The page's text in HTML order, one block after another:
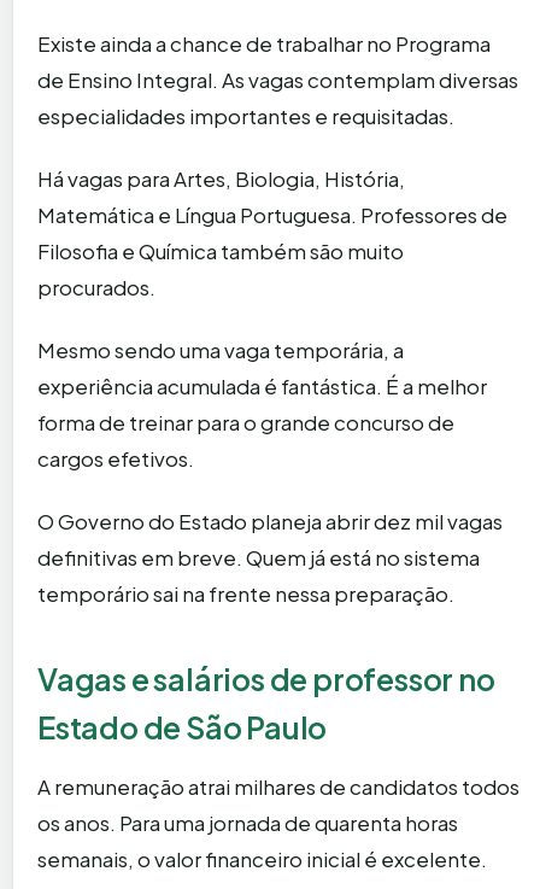
Existe ainda a chance de trabalhar no Programa
de Ensino Integral. As vagas contemplam diversas
especialidades importantes e requisitadas.
Há vagas para Artes, Biologia, História,
Matemática e Língua Portuguesa. Professores de
Filosofia e Química também são muito
procurados.
Mesmo sendo uma vaga temporária, a
experiência acumulada é fantástica. É a melhor
forma de treinar para o grande concurso de
cargos efetivos.
O Governo do Estado planeja abrir dez mil vagas
definitivas em breve. Quem já está no sistema
temporário sai na frente nessa preparação.
Vagas e salários de professor no
Estado de São Paulo
A remuneração atrai milhares de candidatos todos
os anos. Para uma jornada de quarenta horas
semanais, o valor financeiro inicial é excelente.